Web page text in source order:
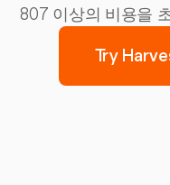
807 이상의 비용을
Try